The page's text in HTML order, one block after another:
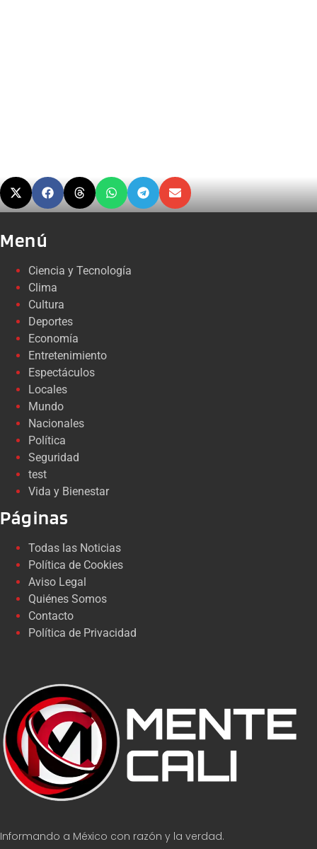
Informando a México con razón y la verdad.
Menú
Ciencia y Tecnología
Clima
Cultura
Deportes
Economía
Entretenimiento
Espectáculos
Locales
Mundo
Nacionales
Política
Seguridad
test
Vida y Bienestar
Páginas
Todas las Noticias
Política de Cookies
Aviso Legal
Quiénes Somos
Contacto
Política de Privacidad